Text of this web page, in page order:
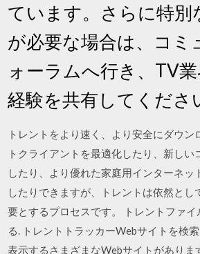
ています。さらに特別
が必要な場合は、コミ
ォーラムへ行き、TV
経験を共有してくださ
トレントをより速く、より安全にダウン
トクライアントを最適化したり、新しい
したり、より優れた家庭用インターネッ
したりできますが、トレントは依然とし
要とするプロセスです。 トレントファ
る. トレントトラッカーWebサイトを検
表示するさまざまなWebサイトがありま